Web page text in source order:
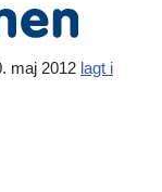
maj 2012 lagt i